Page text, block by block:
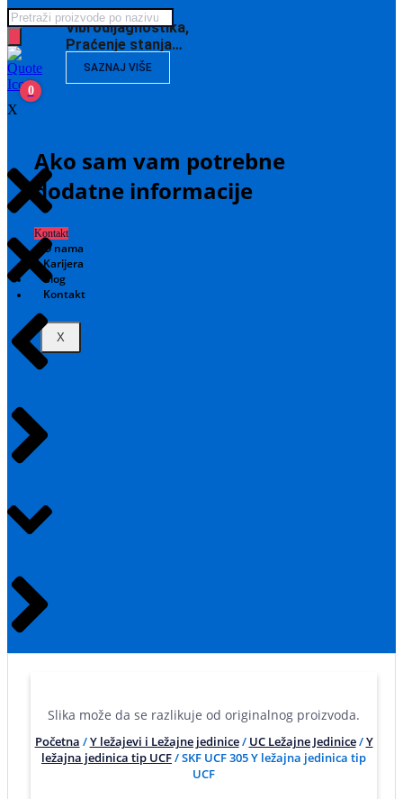
Vibrodijagnostika,
Praćenje stanja…
SAZNAJ VIŠE
Ako sam vam potrebne
dodatne informacije
Kontakt
O nama
Karijera
Blog
Kontakt
X
Products
search
0
X
Slika može da se razlikuje od originalnog proizvoda.
Početna /Y ležajevi i Ležajne jedinice/ UC Ležajne Jedinice/Y
ležajna jedinica tip UCF/ SKF UCF 305 Y ležajna jedinica tip
UCF